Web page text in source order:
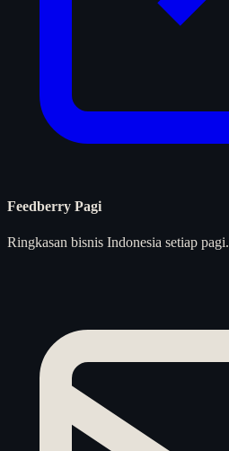
Feedberry Pagi
Ringkasan bisnis Indonesia setiap pagi.